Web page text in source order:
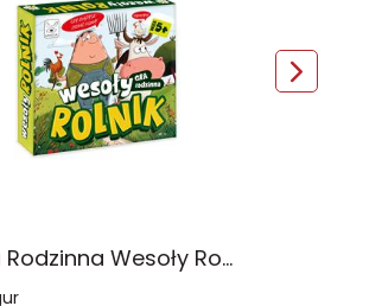
Gra Rodzinna Wesoły Rolnik